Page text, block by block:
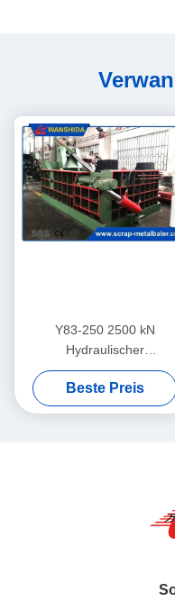
Y83-250 2500 kN
Hydraulischer
Metallschrottballer zur
Verdichtung von Stahl-
Aluminiumschrott
Beste Preis